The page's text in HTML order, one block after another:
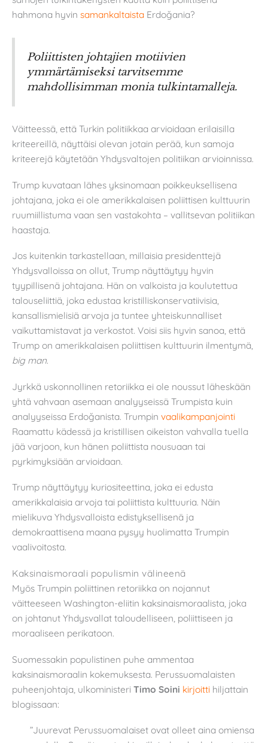
hahmona hyvin samankaltaista Erdoğania?
Poliittisten johtajien motiivien
ymmärtämiseksi tarvitsemme
mahdollisimman monia tulkintamalleja.
Väitteessä, että Turkin politiikkaa arvioidaan erilaisilla
kriteereillä, näyttäisi olevan jotain perää, kun samoja
kriteerejä käytetään Yhdysvaltojen politiikan arvioinnissa.
Trump kuvataan lähes yksinomaan poikkeuksellisena
johtajana, joka ei ole amerikkalaisen poliittisen kulttuurin
ruumiillistuma vaan sen vastakohta – vallitsevan politiikan
haastaja.
Jos kuitenkin tarkastellaan, millaisia presidenttejä
Yhdysvalloissa on ollut, Trump näyttäytyy hyvin
tyypillisenä johtajana. Hän on valkoista ja koulutettua
talouseliittiä, joka edustaa kristilliskonservatiivisia,
kansallismielisiä arvoja ja tuntee yhteiskunnalliset
vaikuttamistavat ja verkostot. Voisi siis hyvin sanoa, että
Trump on amerikkalaisen poliittisen kulttuurin ilmentymä,
big man.
Jyrkkä uskonnollinen retoriikka ei ole noussut läheskään
yhtä vahvaan asemaan analyyseissä Trumpista kuin
analyyseissa Erdoğanista. Trumpin vaalikampanjointi
Raamattu kädessä ja kristillisen oikeiston vahvalla tuella
jää varjoon, kun hänen poliittista nousuaan tai
pyrkimyksiään arvioidaan.
Trump näyttäytyy kuriositeettina, joka ei edusta
amerikkalaisia arvoja tai poliittista kulttuuria. Näin
mielikuva Yhdysvalloista edistyksellisenä ja
demokraattisena maana pysyy huolimatta Trumpin
vaalivoitosta.
Kaksinaismoraali populismin välineenä
Myös Trumpin poliittinen retoriikka on nojannut
väitteeseen Washington-eliitin kaksinaismoraalista, joka
on johtanut Yhdysvallat taloudelliseen, poliittiseen ja
moraaliseen perikatoon.
Suomessakin populistinen puhe ammentaa
kaksinaismoraalin kokemuksesta. Perussuomalaisten
puheenjohtaja, ulkoministeri Timo Soini kirjoitti hiljattain
blogissaan:
”Juurevat Perussuomalaiset ovat olleet aina omiensa